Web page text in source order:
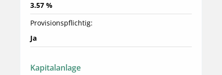
3.57 %
Provisionspflichtig:
Ja
Kapitalanlage